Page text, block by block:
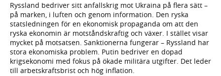
Ryssland bedriver sitt anfallskrig mot Ukraina på flera sätt –
på marken, i luften och genom information. Den ryska
statsledningen för en ekonomisk propaganda om att den
ryska ekonomin är motståndskraftig och växer. I stället visar
mycket på motsatsen. Sanktionerna fungerar – Ryssland har
stora ekonomiska problem. Putin bedriver en dopad
krigsekonomi med fokus på ökade militära utgifter. Det leder
till arbetskraftsbrist och hög inflation.